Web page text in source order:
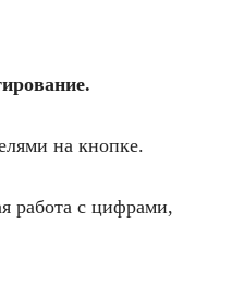
на кнопке.
работа с цифрами,